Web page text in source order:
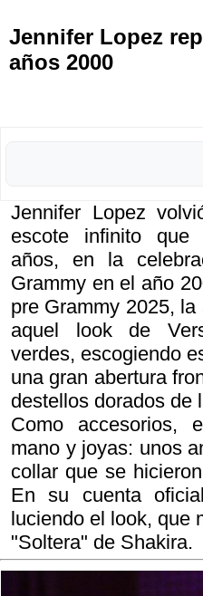
Jennifer Lopez
años 2000
Jennifer Lopez
escote infinito que
años, en la
Grammy en el año
pre Grammy 2025,
aquel look de
verdes, escogiendo
una gran abertura
destellos dorados de
Como accesorios,
mano y joyas: unos
collar que se
En su cuenta
luciendo el look, que
"Soltera" de Shakira.